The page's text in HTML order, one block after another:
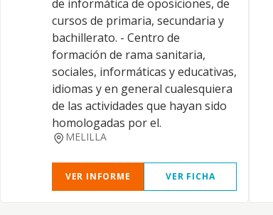
de informática de oposiciones, de
cursos de primaria, secundaria y
bachillerato. - Centro de
formación de rama sanitaria,
sociales, informáticas y educativas,
idiomas y en general cualesquiera
de las actividades que hayan sido
homologadas por el.
MELILLA
VER INFORME VER FICHA